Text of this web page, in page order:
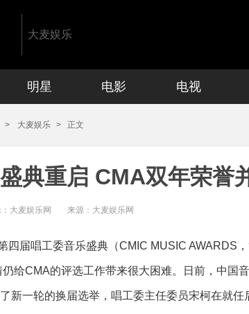
大麦娱乐
明星 电影 电视
> 大麦娱乐 > 正文
典重启 CMA双年荣誉
大麦娱乐网 来源：大麦娱乐网
四届唱工委音乐盛典（CMIC MUSIC AWARDS
给CMA的评选工作带来很大困难。日前，中国
新一轮的换届选举，唱工委主任委员宋柯在就